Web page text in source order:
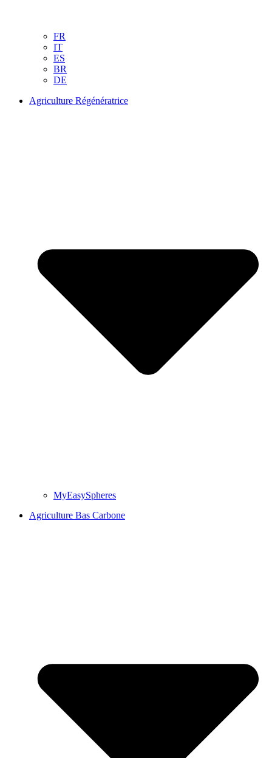
FR
IT
ES
BR
DE
Agriculture Régénératrice
MyEasySpheres
Agriculture Bas Carbone